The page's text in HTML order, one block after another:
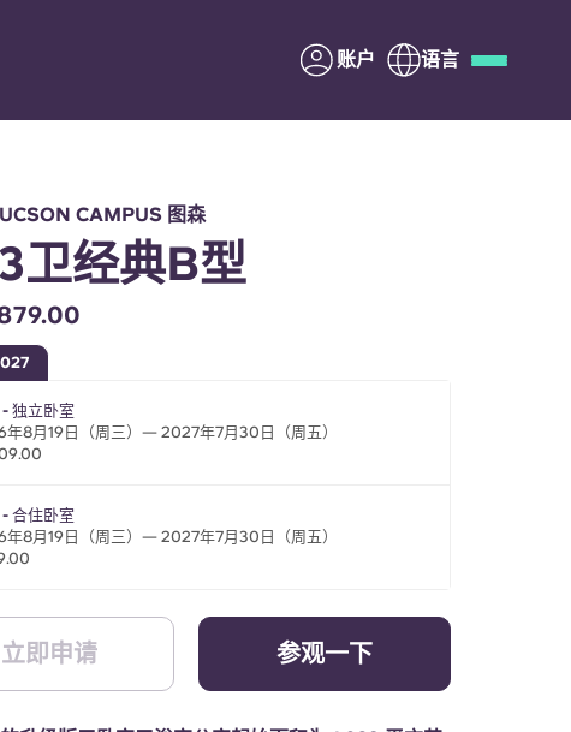
账户 语言
家长须知
CAMPUS 图森
卫经典B型
独立卧室
8月19日（周三）— 2027年7月30日（周五）
合住卧室
8月19日（周三）— 2027年7月30日（周五）
立即申请 参观一下